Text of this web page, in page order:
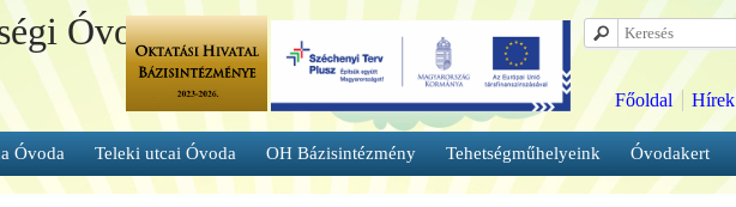
Óvoda és
Főoldal Hírek
Óvoda Teleki utcai Óvoda OH Bázisintézmény Tehetségműhelyeink Óvodakert